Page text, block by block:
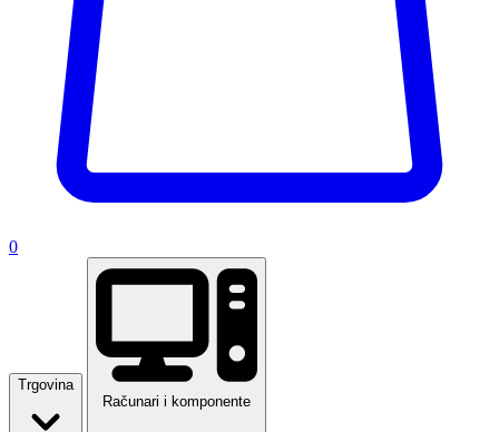
0
Trgovina
Računari i komponente